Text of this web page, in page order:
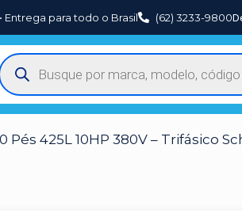
Entrega para todo o Brasil (62) 3233-9800
425L 10HP 380V – Trifásico